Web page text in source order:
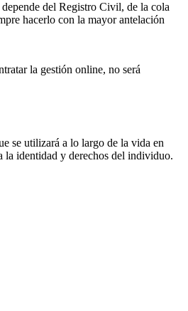
del Registro Civil, de la cola
hacerlo con la mayor antelación
la gestión online, no será
se utilizará a lo largo de la vida en
la identidad y derechos del individuo.